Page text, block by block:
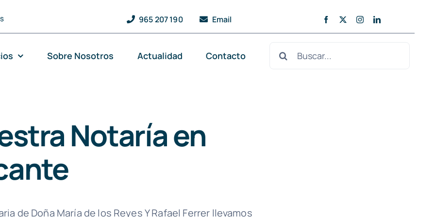
965 207 190 Email
Sobre Nosotros Actualidad Contacto
Buscar:
Notaría en
de Doña María de los Reyes Y Rafael Ferrer llevamos